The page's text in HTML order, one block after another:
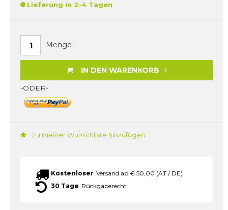
Lieferung in 2-4 Tagen
Menge
IN DEN WARENKORB
-ODER-
Zu meiner Wunschliste hinzufügen
Kostenloser Versand ab € 50,00 (AT / DE)
30 Tage Rückgaberecht